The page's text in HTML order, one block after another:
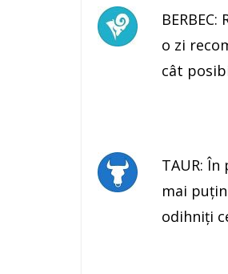
o zi
cât
TAUR:
mai
odihniţi